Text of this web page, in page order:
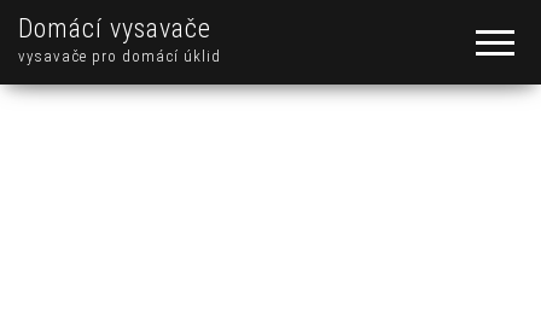
Domácí vysavače
vysavače pro domácí úklid